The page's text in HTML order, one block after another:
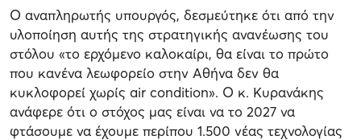
Ο αναπληρωτής υπουργός, δεσμεύτηκε ότι από την
υλοποίηση αυτής της στρατηγικής ανανέωσης του
στόλου «το ερχόμενο καλοκαίρι, θα είναι το πρώτο
που κανένα λεωφορείο στην Αθήνα δεν θα
κυκλοφορεί χωρίς air condition». Ο κ. Κυρανάκης
ανάφερε ότι ο στόχος μας είναι να το 2027 να
φτάσουμε να έχουμε περίπου 1.500 νέας τεχνολογίας